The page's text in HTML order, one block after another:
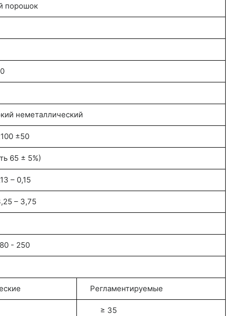
порошок
неметаллический
±50
65 ± 5%)
0,15
3,75
250
Регламентируемые
≥ 35